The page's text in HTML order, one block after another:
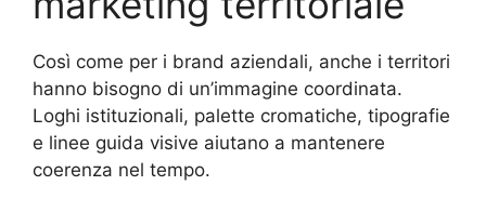
Così come per i brand aziendali, anche i territori
hanno bisogno di un’immagine coordinata.
Loghi istituzionali, palette cromatiche, tipografie
e linee guida visive aiutano a mantenere
coerenza nel tempo.